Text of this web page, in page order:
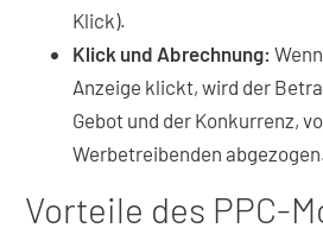
Klick).
Klick und Abrechnung:
Anzeige klickt, wird der
Gebot und der Konkurrenz,
Werbetreibenden
Vorteile des PPC-